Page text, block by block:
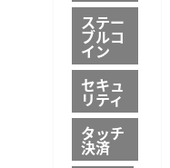
ステー
ブルコ
イン
セキュ
リティ
タッチ
決済